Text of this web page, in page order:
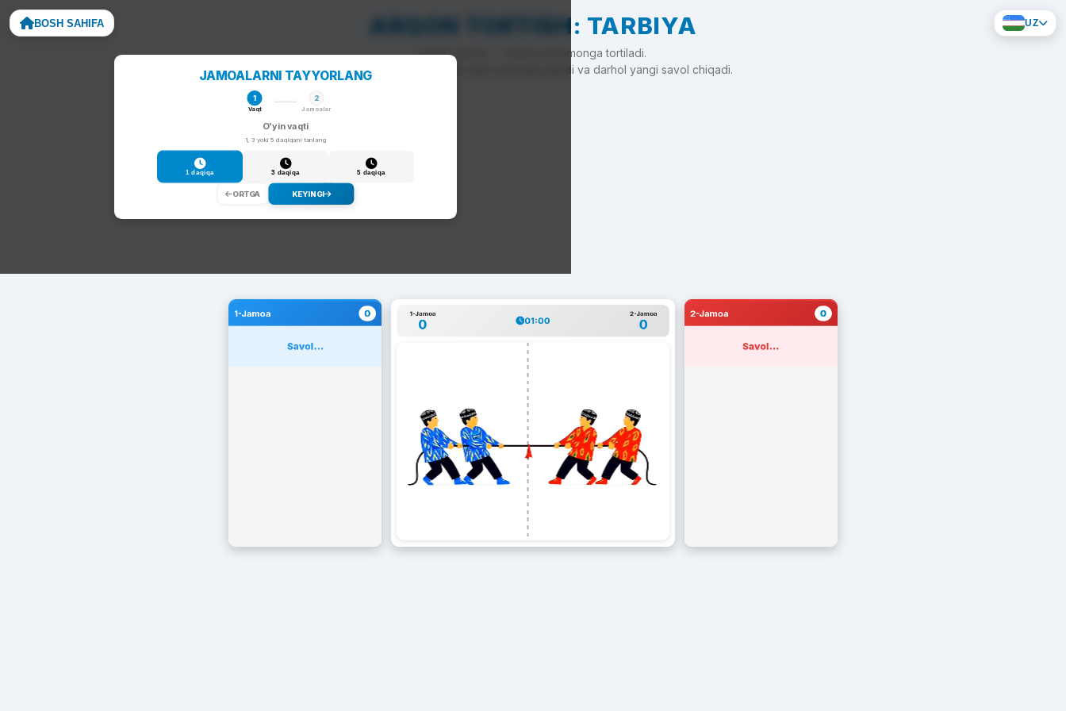
BOSH SAHIFA UZ
ARQON TORTISH: TARBIYA
To'g'ri javob — arqon siz tomonga tortiladi.
Noto'g'ri javob — arqon raqib tomonga siljiydi va darhol yangi savol chiqadi.
JAMOALARNI TAYYORLANG
1
Vaqt
2
Jamoalar
O'yin vaqti
1, 3 yoki 5 daqiqani tanlang
1 daqiqa 3 daqiqa 5 daqiqa
ORTGA KEYINGI
1-Jamoa 0
Savol...
1-Jamoa
0 01:00
2-Jamoa
0
2-Jamoa 0
Savol...